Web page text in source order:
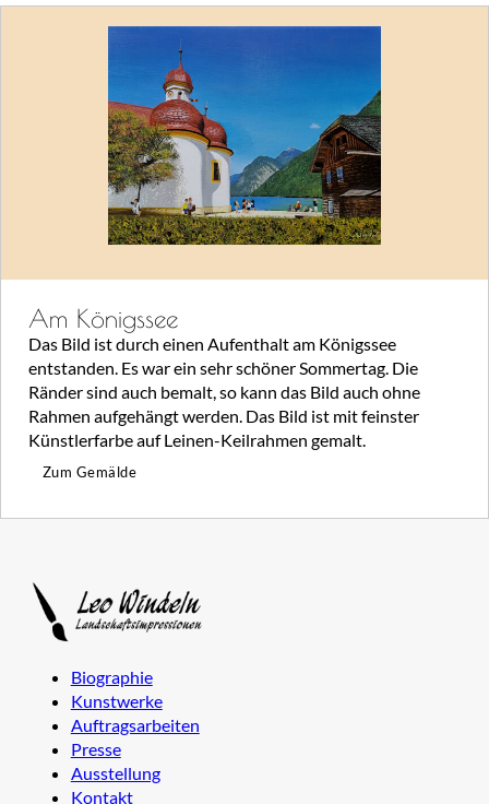
Am Königssee
Das Bild ist durch einen Aufenthalt am Königssee
entstanden. Es war ein sehr schöner Sommertag. Die
Ränder sind auch bemalt, so kann das Bild auch ohne
Rahmen aufgehängt werden. Das Bild ist mit feinster
Künstlerfarbe auf Leinen-Keilrahmen gemalt.
Zum Gemälde
Biographie
Kunstwerke
Auftragsarbeiten
Presse
Ausstellung
Kontakt